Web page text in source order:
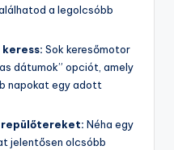
a legolcsóbb
Sok keresőmotor
dátumok” opciót, amely
napokat egy adott
repülőtereket: Néha egy
jelentősen olcsóbb